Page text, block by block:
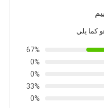
كما يلي
67%
0%
0%
33%
0%